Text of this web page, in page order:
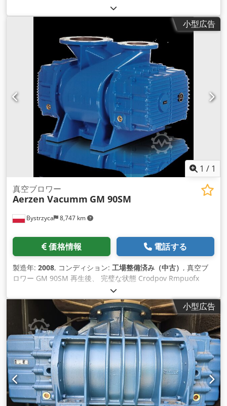
小型広告
1 / 1
Bystrzyca 8,747 km
真空ブロワー
Aerzen Vacumm GM 90SM
価格情報 電話する
製造年: 2008, コンディション: 工場整備済み（中古） , 真空ブ
ロワー GM 90SM 再生後、 完璧な状態 Crodpov Rmpuofx
Aktof -900ミリバール 85m3/分 12ヶ月保証
小型広告